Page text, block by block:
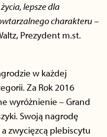
lepsze dla
charakteru–
Prezydent m.st.
w każdej
Za Rok 2016
wyróżnienie – Grand
Swoją nagrodę
zwycięzcą plebiscytu